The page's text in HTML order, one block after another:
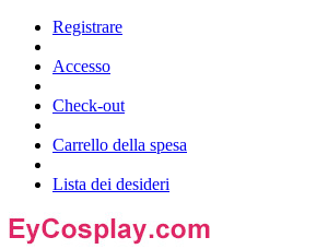
Registrare
Accesso
Check-out
Carrello della spesa
Lista dei desideri